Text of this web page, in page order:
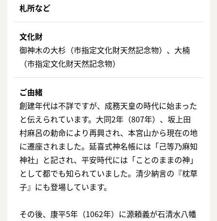
札所など
文化財
御神木の大杉（市指定文化財天然記念物）、大楠
（市指定文化財天然記念物）
ご由緒
創建年代は不詳ですが、成務天皇の時代に始まった
と伝えられています。大同2年（807年）、坂上田
村麻呂の勅命により再興され、本宮山から現在の地
に遷座されました。延喜式神名帳には「己等乃麻知
神社」と記され、平安時代には「ことのままの神」
として都でも知られていました。清少納言の『枕草
子』にも登場しています。
その後、康平5年（1062年）に源頼義が石清水八幡